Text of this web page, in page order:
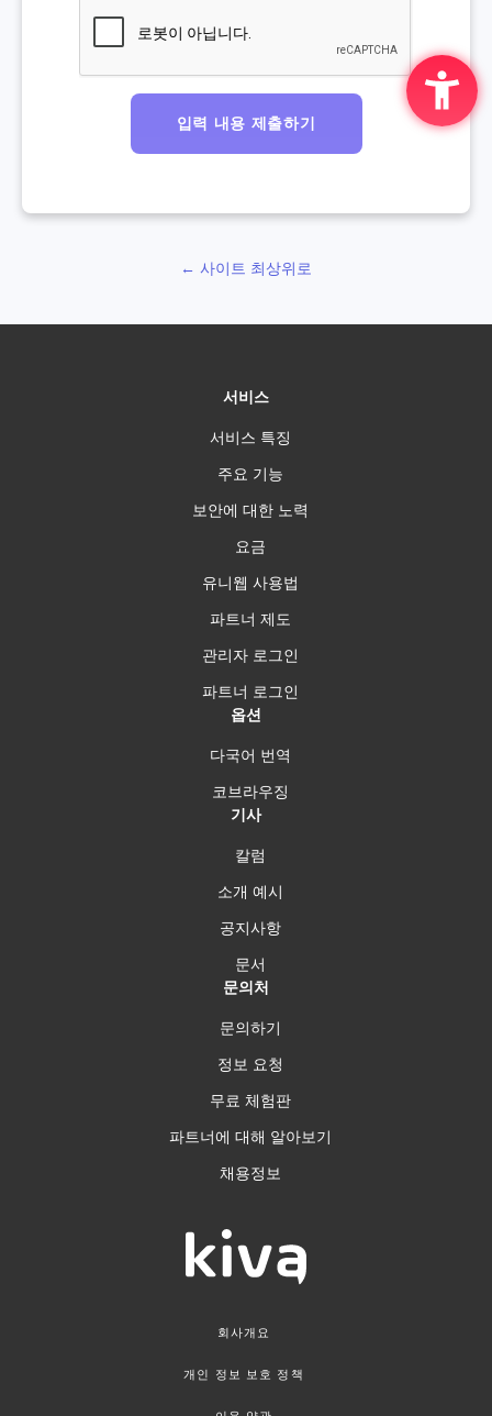
입력 내용 제출하기
← 사이트 최상위로
서비스
서비스 특징
주요 기능
보안에 대한 노력
요금
유니웹 사용법
파트너 제도
관리자 로그인
파트너 로그인
옵션
다국어 번역
코브라우징
기사
칼럼
소개 예시
공지사항
문서
문의처
문의하기
정보 요청
무료 체험판
파트너에 대해 알아보기
채용정보
회사개요
개인 정보 보호 정책